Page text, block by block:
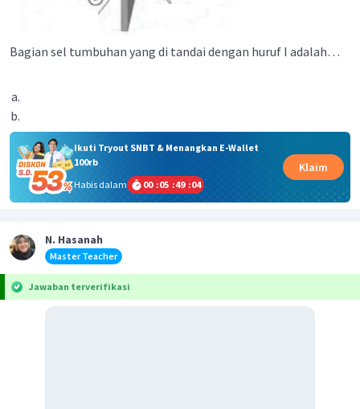
Bagian sel tumbuhan yang di tandai dengan huruf I adalah…
Ikuti Tryout SNBT & Menangkan E-Wallet
100rb
Habis dalam
00 :05 :49 :04
Klaim
N. Hasanah
Master Teacher
Jawaban terverifikasi